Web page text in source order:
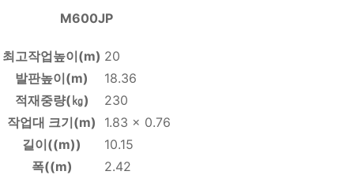
M600JP
최고작업높이(m) 20
발판높이(m)
18.36
적재중량(㎏)
230
작업대 크기(m)
1.83 x 0.76
길이((m))
10.15
폭((m)
2.42